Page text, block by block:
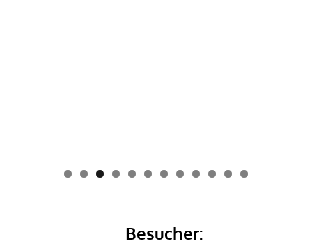
0 1 2
Besucher: